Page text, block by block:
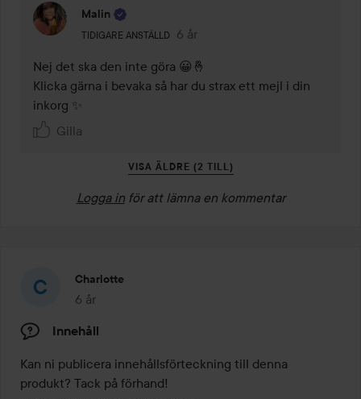
Malin
TIDIGARE ANSTÄLLD
Användarens roll: Tidigare anställd.
6 år
Kommentaren lades 6 år
Nej det ska den inte göra 😀🤞
Klicka gärna i bevaka så har du strax ett mejl i din
inkorg ✨
Gilla
VISA ÄLDRE (2 TILL)
Logga in för att lämna en kommentar
Charlotte
6 år
Inlägget skapades 6 år
Innehåll
Kan ni publicera innehållsförteckning till denna
produkt? Tack på förhand!